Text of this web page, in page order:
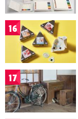
16
17